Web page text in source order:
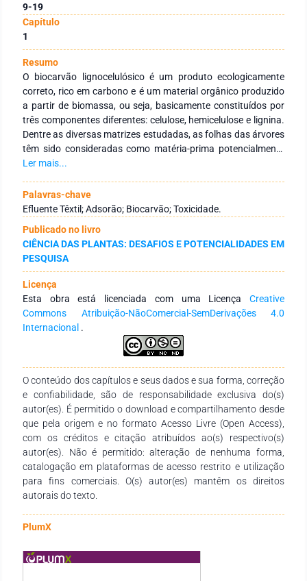
9-19
Capítulo
1
Resumo
O biocarvão lignocelulósico é um produto ecologicamente
correto, rico em carbono e é um material orgânico produzido
a partir de biomassa, ou seja, basicamente constituídos por
três componentes diferentes: celulose, hemicelulose e lignina.
Dentre as diversas matrizes estudadas, as folhas das árvores
têm sido consideradas como matéria-prima potencialmente
promissora para a produção de biocarvão devido sua
presente trabalho tem como objetivo avaliar a toxicidade do
efluente têxtil sintético, submetido ao processo de adsorção
utilizando biocarvão de folhas de Persea americana Mill.,
utilizando sementes de Lactuca sativa e do microcrustáceo
Daphnia magna como organismos de ensaio. Os resultados
de toxicidade com sementes de L. sativa mostraram que o
efluente têxtil bruto obteve porcentagem de germinação
absoluta de aproximadamente 37,5% e do efluente tratado de
87,5%. Quanto ao microcrustáceo D. magna, a toxicidade
para o efluente bruto foi de 68%, enfatizando sua natureza
tóxica. Após o tratamento com o biocarvão, o efluente não
apresentou efeito tóxico para o organismo testado. Portanto,
americana representam uma matéria-prima promissora para
a produção de biocarvão para ser utilizado como adsorvente
no tratamento de efluentes têxteis.
Ler mais...
Palavras-chave
Efluente Têxtil; Adsorão; Biocarvão; Toxicidade.
Publicado no livro
CIÊNCIA DAS PLANTAS: DESAFIOS E POTENCIALIDADES EM
PESQUISA
Licença
Esta obra está licenciada com uma Licença Creative
Commons Atribuição-NãoComercial-SemDerivações 4.0
Internacional .
O conteúdo dos capítulos e seus dados e sua forma, correção
e confiabilidade, são de responsabilidade exclusiva do(s)
autor(es). É permitido o download e compartilhamento desde
que pela origem e no formato Acesso Livre (Open Access),
com os créditos e citação atribuídos ao(s) respectivo(s)
autor(es). Não é permitido: alteração de nenhuma forma,
catalogação em plataformas de acesso restrito e utilização
para fins comerciais. O(s) autor(es) mantêm os direitos
autorais do texto.
PlumX